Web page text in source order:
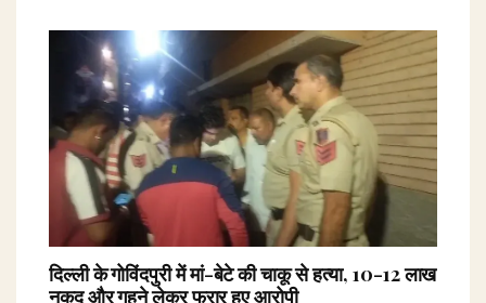
दिल्ली के गोविंदपुरी में मां-बेटे की चाकू से हत्या, ₹10-12 लाख
नकद और गहने लेकर फरार हुए आरोपी